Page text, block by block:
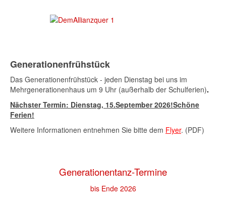
Generationenfrühstück
Das Generationenfrühstück - jeden Dienstag bei uns im
Mehrgenerationenhaus um 9 Uhr (außerhalb der Schulferien).
Nächster Termin: Dienstag, 15.September 2026!Schöne
Ferien!
Weitere Informationen entnehmen Sie bitte dem Flyer. (PDF)
Generationentanz-Termine
bis Ende 2026